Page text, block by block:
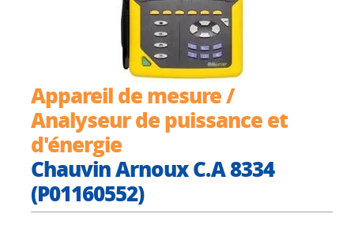
Appareil de mesure /
Analyseur de puissance et
d'énergie
Chauvin Arnoux C.A 8334
(P01160552)